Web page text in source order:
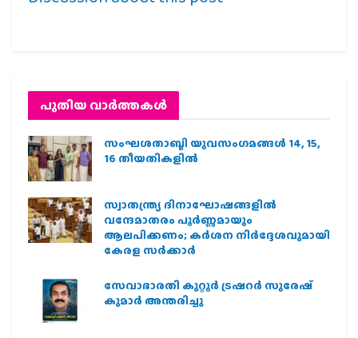
പുതിയ വാര്‍ത്തകള്‍
സംഘശതാബ്ദി യുവസംഗമങ്ങള്‍ 14, 15,
16 തീയതികളില്‍
സ്വാതന്ത്ര്യ ദിനാഘോഷങ്ങളിൽ
വന്ദേമാതരം പൂർണ്ണമായും
ആലപിക്കണം; കർശന നിർദ്ദേശവുമായി
കേരള സർക്കാർ
സേവാഭാരതി കുറ്റൂർ ട്രഷറർ സുരേഷ്
കുമാർ അന്തരിച്ചു